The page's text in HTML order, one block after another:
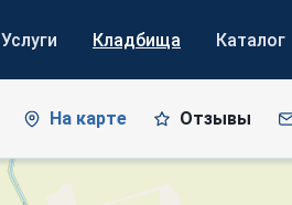
Услуги Кладбища Каталог
На карте Отзывы